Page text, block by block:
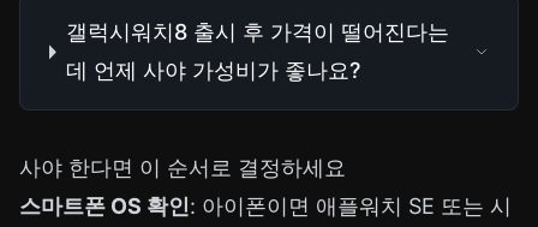
갤럭시워치8 출시 후 가격이 떨어진다는
데 언제 사야 가성비가 좋나요?
사야 한다면 이 순서로 결정하세요
스마트폰 OS 확인: 아이폰이면 애플워치 SE 또는 시